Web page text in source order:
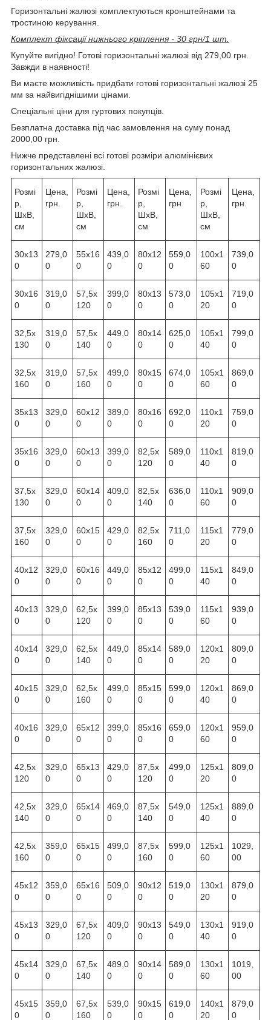
Горизонтальні жалюзі комплектуються кронштейнами та
тростиною керування.
Комплект фіксації нижнього кріплення - 30 грн/1 шт.
Купуйте вигідно! Готові горизонтальні жалюзі від 279,00 грн.
Завжди в наявності!
Ви маєте можливість придбати готові горизонтальні жалюзі 25
мм за найвигіднішими цінами.
Спеціальні ціни для гуртових покупців.
Безплатна доставка під час замовлення на суму понад
2000,00 грн.
Нижче представлені всі готові розміри алюмінієвих
горизонтальних жалюзі.
Розмі
р,
ШхВ,
см
Цена,
грн.
Розмі
р,
ШхВ,
см
Цена,
грн.
Розмі
р,
ШхВ,
см
Цена,
грн
Розмі
р,
ШхВ,
см
Цена,
грн.
30х13
0
279,0
0
55х16
0
439,0
0
80х12
0
559,0
0
100х1
60
739,0
0
30х16
0
319,0
0
57,5х
120
399,0
0
80х13
0
573,0
0
105х1
20
719,0
0
32,5х
130
319,0
0
57,5х
140
449,0
0
80х14
0
625,0
0
105х1
40
799,0
0
32,5х
160
319,0
0
57,5х
160
499,0
0
80х15
0
674,0
0
105х1
60
869,0
0
35х13
0
329,0
0
60х12
0
389,0
0
80х16
0
692,0
0
110х1
20
759,0
0
35х16
0
329,0
0
60х13
0
399,0
0
82,5х
120
589,0
0
110х1
40
819,0
0
37,5х
130
329,0
0
60х14
0
409,0
0
82,5х
140
636,0
0
110х1
60
909,0
0
37,5х
160
329,0
0
60х15
0
429,0
0
82,5х
160
711,0
0
115х1
20
779,0
0
40х12
0
329,0
0
60х16
0
449,0
0
85х12
0
499,0
0
115х1
40
849,0
0
40х13
0
329,0
0
62,5х
120
399,0
0
85х13
0
539,0
0
115х1
60
939,0
0
40х14
0
329,0
0
62,5х
140
449,0
0
85х14
0
589,0
0
120х1
20
809,0
0
40х15
0
329,0
0
62,5х
160
499,0
0
85х15
0
599,0
0
120х1
40
869,0
0
40х16
0
329,0
0
65х12
0
399,0
0
85х16
0
659,0
0
120х1
60
959,0
0
42,5х
120
329,0
0
65х13
0
429,0
0
87,5х
120
499,0
0
125х1
20
809,0
0
42,5х
140
329,0
0
65х14
0
469,0
0
87,5х
140
549,0
0
125х1
40
889,0
0
42,5х
160
359,0
0
65х15
0
499,0
0
87,5х
160
599,0
0
125х1
60
1029,
00
45х12
0
359,0
0
65х16
0
509,0
0
90х12
0
519,0
0
130х1
20
879,0
0
45х13
0
329,0
0
67,5х
120
409,0
0
90х13
0
549,0
0
130х1
40
919,0
0
45х14
0
329,0
0
67,5х
140
489,0
0
90х14
0
589,0
0
130х1
60
1019,
00
45х15
0
359,0
0
67,5х
160
539,0
0
90х15
0
619,0
0
140х1
20
879,0
0